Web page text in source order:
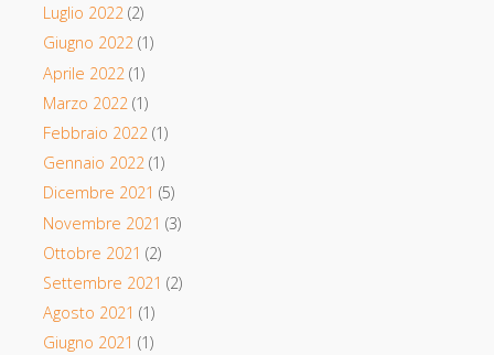
Luglio 2022(2)
Giugno 2022(1)
Aprile 2022 (1)
Marzo 2022 (1)
Febbraio 2022(1)
Gennaio 2022(1)
Dicembre 2021 (5)
Novembre 2021 (3)
Ottobre 2021 (2)
Settembre 2021 (2)
Agosto 2021 (1)
Giugno 2021 (1)